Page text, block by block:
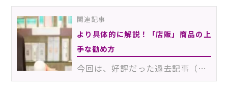
関連記事
より具体的に解説！「店販」商品の上
手な勧め方
今回は、好評だった過去記事（【導入検討中の方必見】店舗内販売におすすめのマツエク専用クレンジング）…